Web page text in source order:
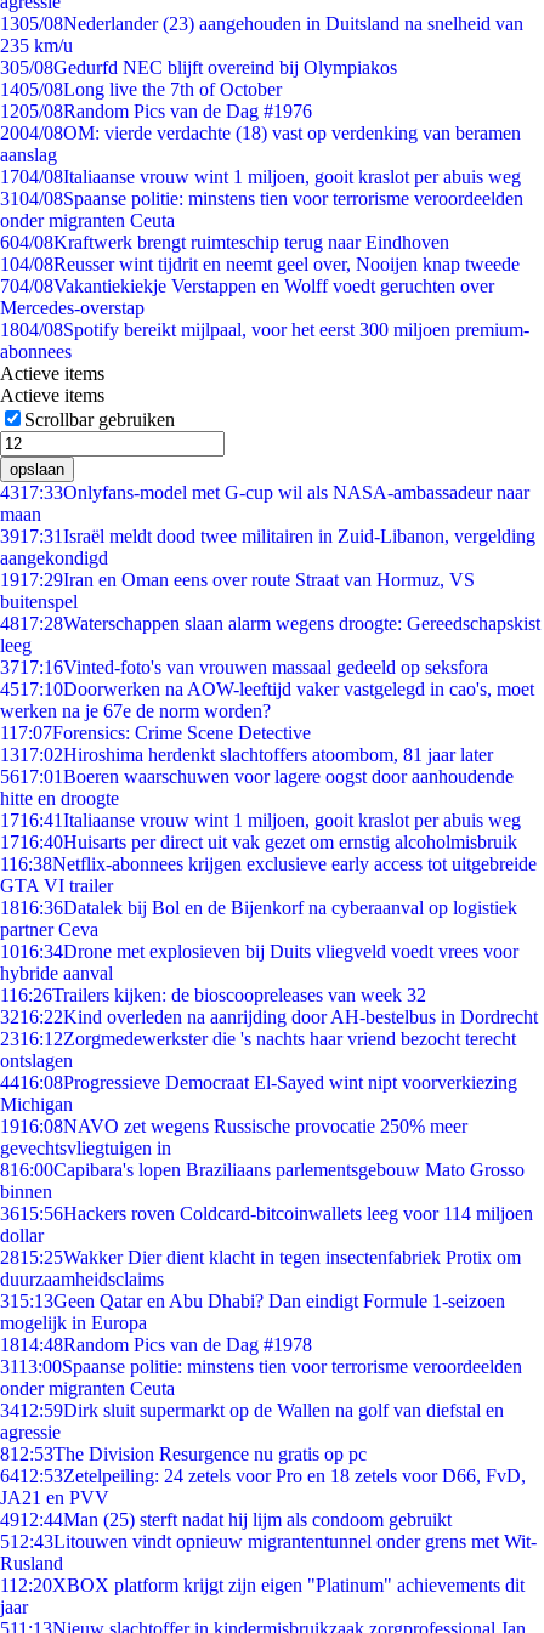
1305/08Nederlander (23) aangehouden in Duitsland na snelheid van
235 km/u
305/08Gedurfd NEC blijft overeind bij Olympiakos
1405/08Long live the 7th of October
1205/08Random Pics van de Dag #1976
2004/08OM: vierde verdachte (18) vast op verdenking van beramen
aanslag
1704/08Italiaanse vrouw wint 1 miljoen, gooit kraslot per abuis weg
3104/08Spaanse politie: minstens tien voor terrorisme veroordeelden
onder migranten Ceuta
604/08Kraftwerk brengt ruimteschip terug naar Eindhoven
104/08Reusser wint tijdrit en neemt geel over, Nooijen knap tweede
704/08Vakantiekiekje Verstappen en Wolff voedt geruchten over
Mercedes-overstap
1804/08Spotify bereikt mijlpaal, voor het eerst 300 miljoen premium-
abonnees
Actieve items
Actieve items
Scrollbar gebruiken
opslaan
4317:33Onlyfans-model met G-cup wil als NASA-ambassadeur naar
maan
3917:31Israël meldt dood twee militairen in Zuid-Libanon, vergelding
aangekondigd
1917:29Iran en Oman eens over route Straat van Hormuz, VS
buitenspel
4817:28Waterschappen slaan alarm wegens droogte: Gereedschapskist
leeg
3717:16Vinted-foto's van vrouwen massaal gedeeld op seksfora
4517:10Doorwerken na AOW-leeftijd vaker vastgelegd in cao's, moet
werken na je 67e de norm worden?
117:07Forensics: Crime Scene Detective
1317:02Hiroshima herdenkt slachtoffers atoombom, 81 jaar later
5617:01Boeren waarschuwen voor lagere oogst door aanhoudende
hitte en droogte
1716:41Italiaanse vrouw wint 1 miljoen, gooit kraslot per abuis weg
1716:40Huisarts per direct uit vak gezet om ernstig alcoholmisbruik
116:38Netflix-abonnees krijgen exclusieve early access tot uitgebreide
GTA VI trailer
1816:36Datalek bij Bol en de Bijenkorf na cyberaanval op logistiek
partner Ceva
1016:34Drone met explosieven bij Duits vliegveld voedt vrees voor
hybride aanval
116:26Trailers kijken: de bioscoopreleases van week 32
3216:22Kind overleden na aanrijding door AH-bestelbus in Dordrecht
2316:12Zorgmedewerkster die 's nachts haar vriend bezocht terecht
ontslagen
4416:08Progressieve Democraat El-Sayed wint nipt voorverkiezing
Michigan
1916:08NAVO zet wegens Russische provocatie 250% meer
gevechtsvliegtuigen in
816:00Capibara's lopen Braziliaans parlementsgebouw Mato Grosso
binnen
3615:56Hackers roven Coldcard-bitcoinwallets leeg voor 114 miljoen
dollar
2815:25Wakker Dier dient klacht in tegen insectenfabriek Protix om
duurzaamheidsclaims
315:13Geen Qatar en Abu Dhabi? Dan eindigt Formule 1-seizoen
mogelijk in Europa
1814:48Random Pics van de Dag #1978
3113:00Spaanse politie: minstens tien voor terrorisme veroordeelden
onder migranten Ceuta
3412:59Dirk sluit supermarkt op de Wallen na golf van diefstal en
agressie
812:53The Division Resurgence nu gratis op pc
6412:53Zetelpeiling: 24 zetels voor Pro en 18 zetels voor D66, FvD,
JA21 en PVV
4912:44Man (25) sterft nadat hij lijm als condoom gebruikt
512:43Litouwen vindt opnieuw migrantentunnel onder grens met Wit-
Rusland
112:20XBOX platform krijgt zijn eigen "Platinum" achievements dit
jaar
511:13Nieuw slachtoffer in kindermisbruikzaak zorgprofessional Jan